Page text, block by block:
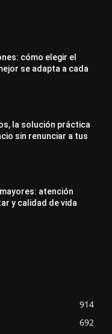
cómo elegir el
se adapta a cada
la solución práctica
sin renunciar a tus
atención
y calidad de vida
914
692